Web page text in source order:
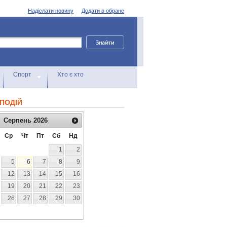
Додати в обране
Надіслати новину
Спорт Хто є хто
Серпень 2026
Ср Чт Пт Сб
Нд
1
2
5 6 7 8
9
12 13 14 15
16
19 20 21 22
23
26 27 28 29
30